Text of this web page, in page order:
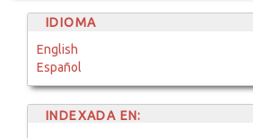
IDIOMA
English
Español
INDEXADA EN: